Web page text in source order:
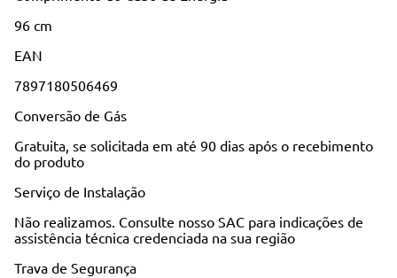
96 cm
EAN
7897180506469
Conversão de Gás
Gratuita, se solicitada em até 90 dias após o recebimento
do produto
Serviço de Instalação
Não realizamos. Consulte nosso SAC para indicações de
assistência técnica credenciada na sua região
Trava de Segurança